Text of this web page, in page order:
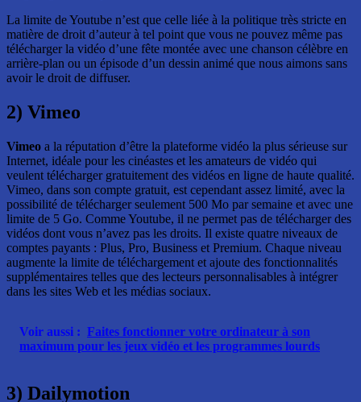
La limite de Youtube n’est que celle liée à la politique très stricte en
matière de droit d’auteur à tel point que vous ne pouvez même pas
télécharger la vidéo d’une fête montée avec une chanson célèbre en
arrière-plan ou un épisode d’un dessin animé que nous aimons sans
avoir le droit de diffuser.
2) Vimeo
Vimeo a la réputation d’être la plateforme vidéo la plus sérieuse sur
Internet, idéale pour les cinéastes et les amateurs de vidéo qui
veulent télécharger gratuitement des vidéos en ligne de haute qualité.
Vimeo, dans son compte gratuit, est cependant assez limité, avec la
possibilité de télécharger seulement 500 Mo par semaine et avec une
limite de 5 Go. Comme Youtube, il ne permet pas de télécharger des
vidéos dont vous n’avez pas les droits. Il existe quatre niveaux de
comptes payants : Plus, Pro, Business et Premium. Chaque niveau
augmente la limite de téléchargement et ajoute des fonctionnalités
supplémentaires telles que des lecteurs personnalisables à intégrer
dans les sites Web et les médias sociaux.
Voir aussi : Faites fonctionner votre ordinateur à son
maximum pour les jeux vidéo et les programmes lourds
3) Dailymotion